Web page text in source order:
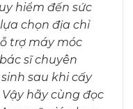
hiểm đến sức
chọn địa chỉ
trợ máy móc
sĩ chuyên
sau khi cấy
hãy cùng đọc